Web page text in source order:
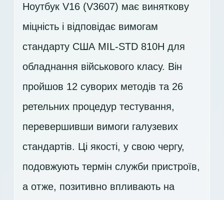
Ноутбук V16 (V3607) має виняткову
міцність і відповідає вимогам
стандарту США MIL-STD 810H для
обладнання військового класу. Він
пройшов 12 суворих методів та 26
ретельних процедур тестування,
перевершивши вимоги галузевих
стандартів. Ці якості, у свою чергу,
подовжують термін служби пристроїв,
а отже, позитивно впливають на